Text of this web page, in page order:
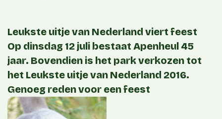
Leukste uitje van Nederland viert feest
Op dinsdag 12 juli bestaat Apenheul 45
jaar. Bovendien is het park verkozen tot
het Leukste uitje van Nederland 2016.
Genoeg reden voor een feest